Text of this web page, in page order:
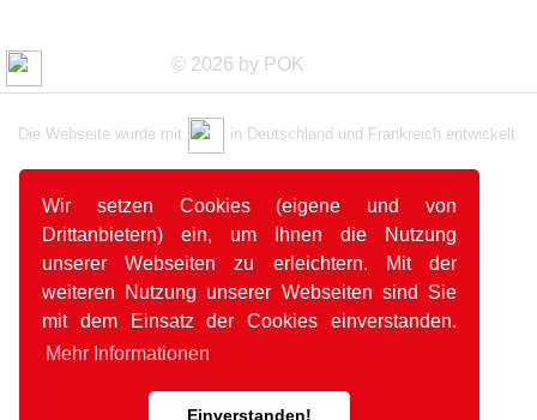
Wir setzen Cookies (eigene und von
Drittanbietern) ein, um Ihnen die Nutzung
unserer Webseiten zu erleichtern. Mit der
weiteren Nutzung unserer Webseiten sind Sie
mit dem Einsatz der Cookies einverstanden.
Mehr Informationen
Einverstanden!
© 2026 by POK
Die Webseite wurde mit in Deutschland und Frankreich entwickelt.